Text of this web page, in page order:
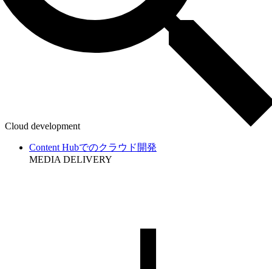
Cloud development
Content Hubでのクラウド開発
MEDIA DELIVERY